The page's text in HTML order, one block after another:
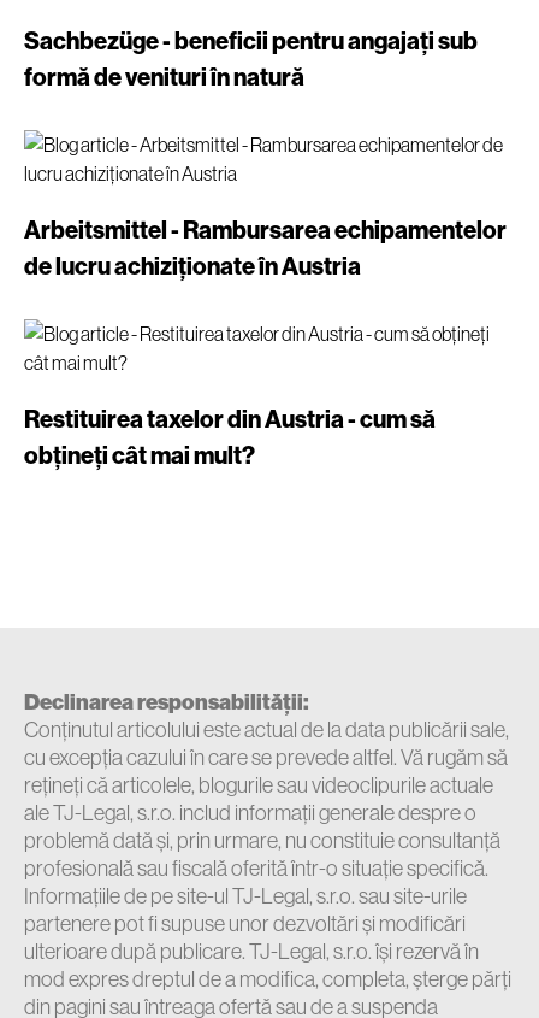
Sachbezüge - beneficii pentru angajați sub
formă de venituri în natură
Arbeitsmittel - Rambursarea echipamentelor
de lucru achiziționate în Austria
Restituirea taxelor din Austria - cum să
obțineți cât mai mult?
Declinarea responsabilității:
Conținutul articolului este actual de la data publicării sale,
cu excepția cazului în care se prevede altfel. Vă rugăm să
rețineți că articolele, blogurile sau videoclipurile actuale
ale TJ-Legal, s.r.o. includ informații generale despre o
problemă dată și, prin urmare, nu constituie consultanță
profesională sau fiscală oferită într-o situație specifică.
Informațiile de pe site-ul TJ-Legal, s.r.o. sau site-urile
partenere pot fi supuse unor dezvoltări și modificări
ulterioare după publicare. TJ-Legal, s.r.o. își rezervă în
mod expres dreptul de a modifica, completa, șterge părți
din pagini sau întreaga ofertă sau de a suspenda